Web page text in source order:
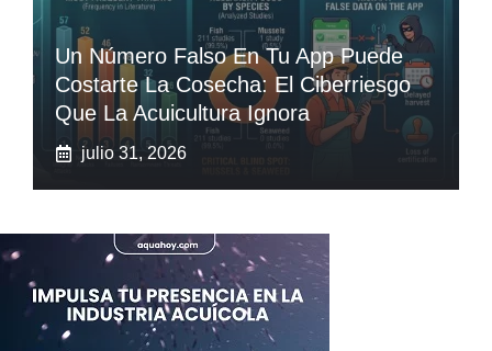
Un Número Falso En Tu App Puede
Costarte La Cosecha: El Ciberriesgo
Que La Acuicultura Ignora
julio 31, 2026